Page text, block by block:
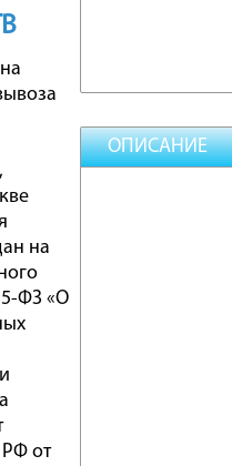
на
5-ФЗ «О
РФ от
ОПИСАНИЕ